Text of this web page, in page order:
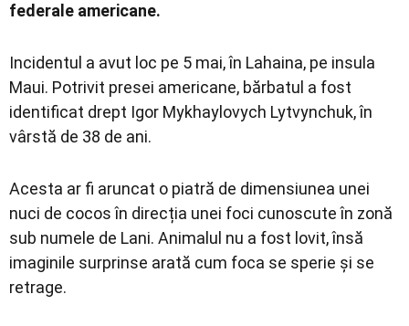
federale americane.
Incidentul a avut loc pe 5 mai, în Lahaina, pe insula
Maui. Potrivit presei americane, bărbatul a fost
identificat drept Igor Mykhaylovych Lytvynchuk, în
vârstă de 38 de ani.
Acesta ar fi aruncat o piatră de dimensiunea unei
nuci de cocos în direcția unei foci cunoscute în zonă
sub numele de Lani. Animalul nu a fost lovit, însă
imaginile surprinse arată cum foca se sperie și se
retrage.